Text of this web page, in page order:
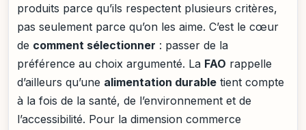
produits parce qu’ils respectent plusieurs critères,
pas seulement parce qu’on les aime. C’est le cœur
de comment sélectionner : passer de la
préférence au choix argumenté. La FAO rappelle
d’ailleurs qu’une alimentation durable tient compte
à la fois de la santé, de l’environnement et de
l’accessibilité. Pour la dimension commerce